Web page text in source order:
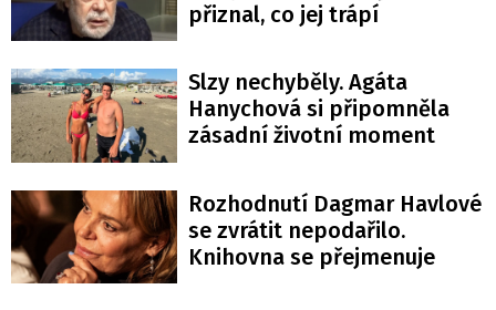
přiznal, co jej trápí
Slzy nechyběly. Agáta
Hanychová si připomněla
zásadní životní moment
Rozhodnutí Dagmar Havlové
se zvrátit nepodařilo.
Knihovna se přejmenuje